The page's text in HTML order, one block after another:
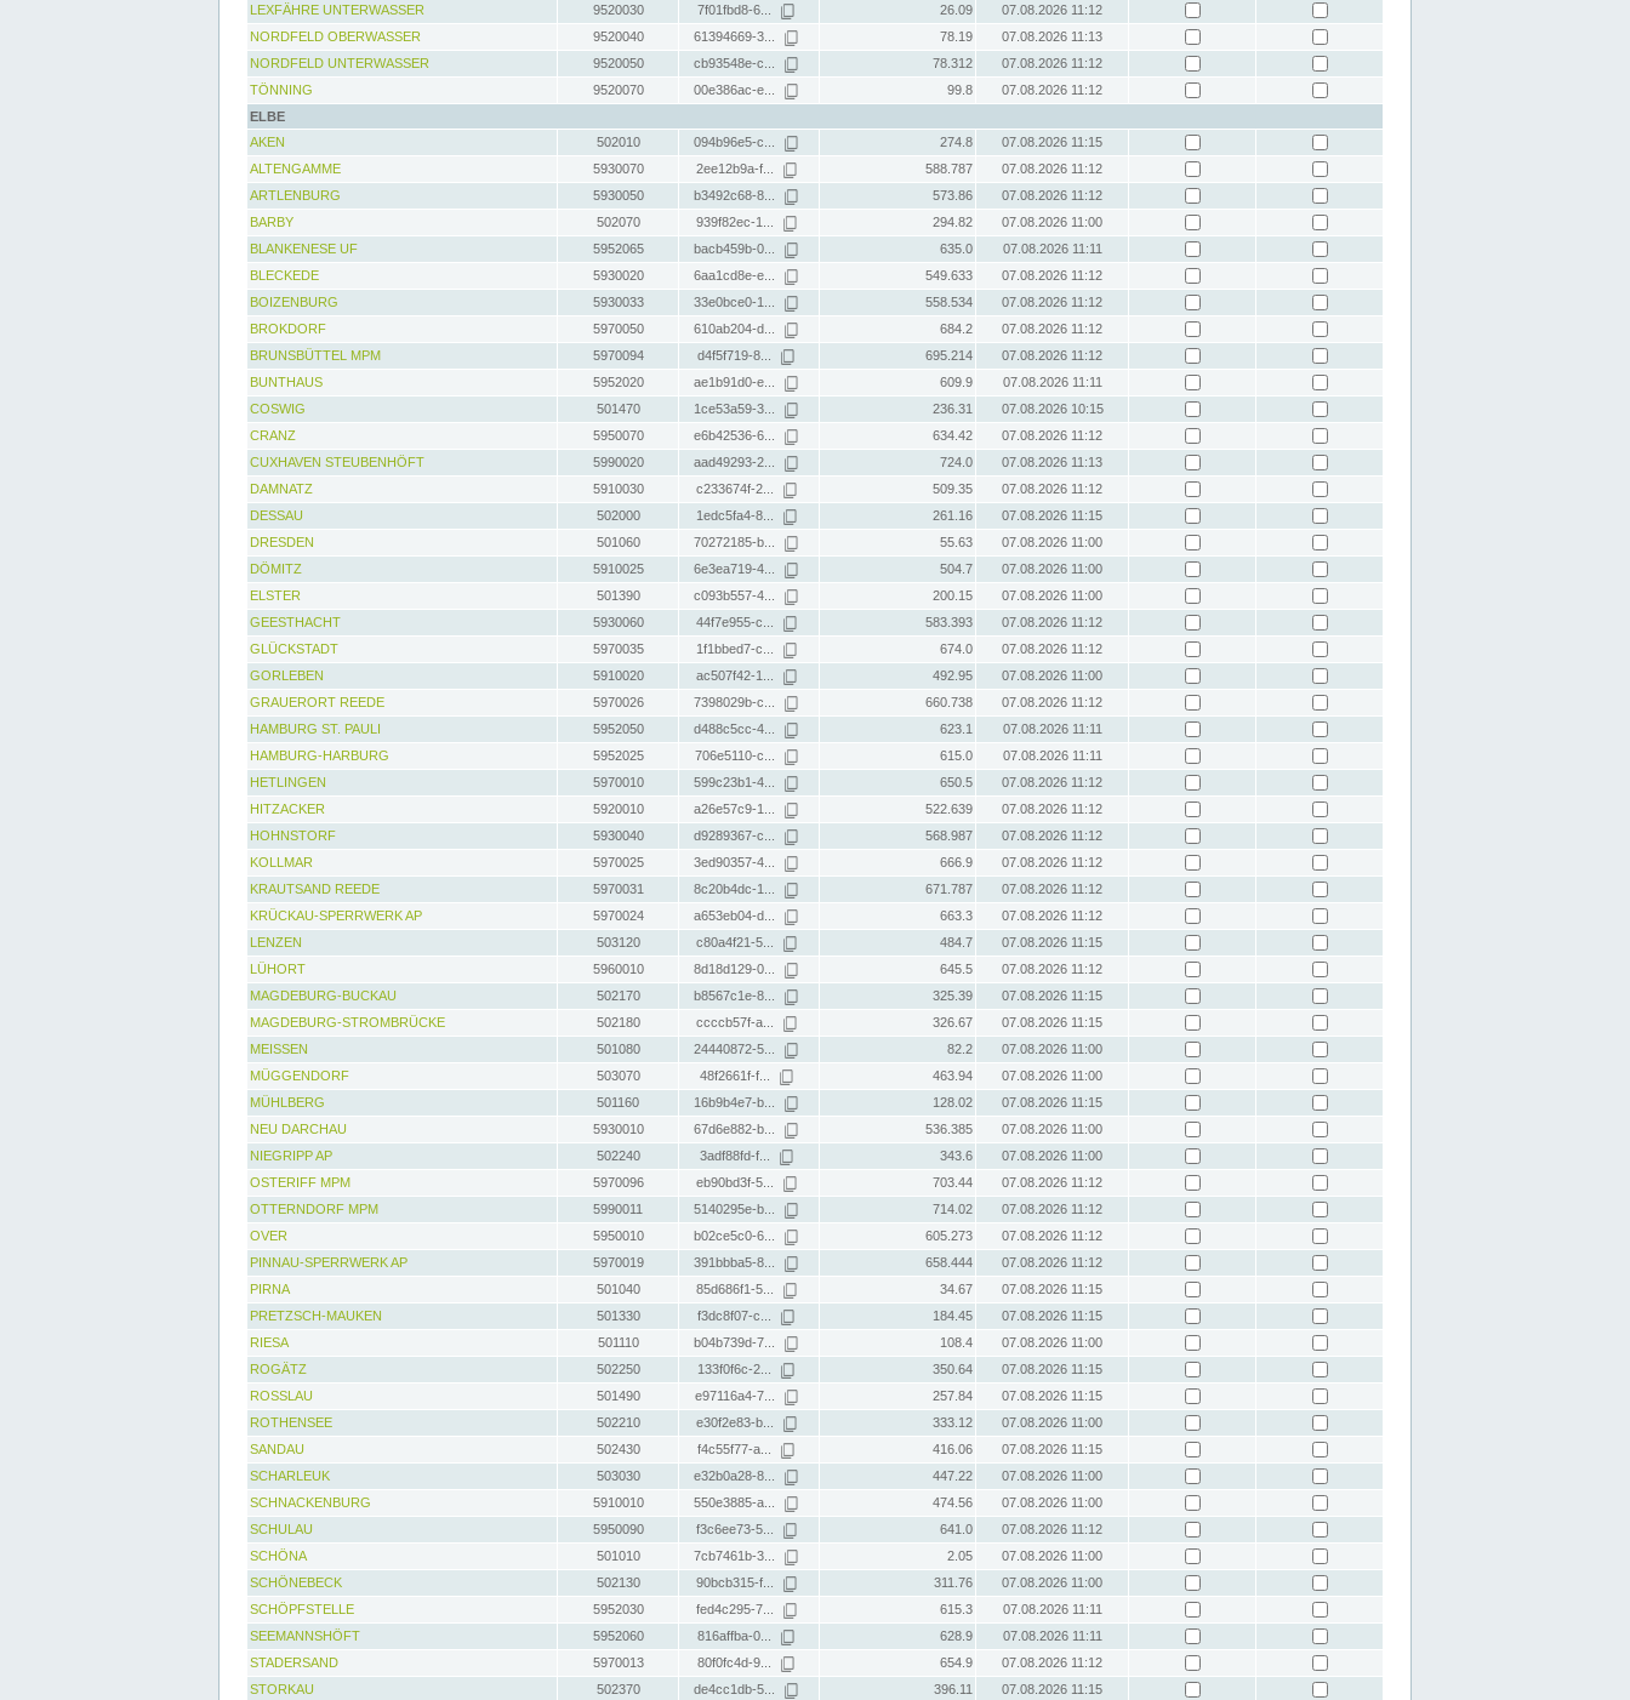
LEXFÄHRE UNTERWASSER
9520030 7f01fbd8-6... 26.09
07.08.2026 11:12
NORDFELD OBERWASSER
9520040 61394669-3... 78.19
07.08.2026 11:13
NORDFELD UNTERWASSER
9520050 cb93548e-c... 78.312
07.08.2026 11:12
TÖNNING
9520070 00e386ac-e... 99.8
07.08.2026 11:12
ELBE
AKEN
502010 094b96e5-c... 274.8
07.08.2026 11:15
ALTENGAMME
5930070 2ee12b9a-f... 588.787
07.08.2026 11:12
ARTLENBURG
5930050 b3492c68-8... 573.86
07.08.2026 11:12
BARBY
502070 939f82ec-1... 294.82
07.08.2026 11:00
BLANKENESE UF
5952065 bacb459b-0... 635.0
07.08.2026 11:11
BLECKEDE
5930020 6aa1cd8e-e... 549.633
07.08.2026 11:12
BOIZENBURG
5930033 33e0bce0-1... 558.534
07.08.2026 11:12
BROKDORF
5970050 610ab204-d... 684.2
07.08.2026 11:12
BRUNSBÜTTEL MPM
5970094 d4f5f719-8... 695.214
07.08.2026 11:12
BUNTHAUS
5952020 ae1b91d0-e... 609.9
07.08.2026 11:11
COSWIG
501470 1ce53a59-3... 236.31
07.08.2026 10:15
CRANZ
5950070 e6b42536-6... 634.42
07.08.2026 11:12
CUXHAVEN STEUBENHÖFT
5990020 aad49293-2... 724.0
07.08.2026 11:13
DAMNATZ
5910030 c233674f-2... 509.35
07.08.2026 11:12
DESSAU
502000 1edc5fa4-8... 261.16
07.08.2026 11:15
DRESDEN
501060 70272185-b... 55.63
07.08.2026 11:00
DÖMITZ
5910025 6e3ea719-4... 504.7
07.08.2026 11:00
ELSTER
501390 c093b557-4... 200.15
07.08.2026 11:00
GEESTHACHT
5930060 44f7e955-c... 583.393
07.08.2026 11:12
GLÜCKSTADT
5970035 1f1bbed7-c... 674.0
07.08.2026 11:12
GORLEBEN
5910020 ac507f42-1... 492.95
07.08.2026 11:00
GRAUERORT REEDE
5970026 7398029b-c... 660.738
07.08.2026 11:12
HAMBURG ST. PAULI
5952050 d488c5cc-4... 623.1
07.08.2026 11:11
HAMBURG-HARBURG
5952025 706e5110-c... 615.0
07.08.2026 11:11
HETLINGEN
5970010 599c23b1-4... 650.5
07.08.2026 11:12
HITZACKER
5920010 a26e57c9-1... 522.639
07.08.2026 11:12
HOHNSTORF
5930040 d9289367-c... 568.987
07.08.2026 11:12
KOLLMAR
5970025 3ed90357-4... 666.9
07.08.2026 11:12
KRAUTSAND REEDE
5970031 8c20b4dc-1... 671.787
07.08.2026 11:12
KRÜCKAU-SPERRWERK AP
5970024 a653eb04-d... 663.3
07.08.2026 11:12
LENZEN
503120 c80a4f21-5... 484.7
07.08.2026 11:15
LÜHORT
5960010 8d18d129-0... 645.5
07.08.2026 11:12
MAGDEBURG-BUCKAU
502170 b8567c1e-8... 325.39
07.08.2026 11:15
MAGDEBURG-STROMBRÜCKE
502180 ccccb57f-a... 326.67
07.08.2026 11:15
MEISSEN
501080 24440872-5... 82.2
07.08.2026 11:00
MÜGGENDORF
503070 48f2661f-f... 463.94
07.08.2026 11:00
MÜHLBERG
501160 16b9b4e7-b... 128.02
07.08.2026 11:15
NEU DARCHAU
5930010 67d6e882-b... 536.385
07.08.2026 11:00
NIEGRIPP AP
502240 3adf88fd-f... 343.6
07.08.2026 11:00
OSTERIFF MPM
5970096 eb90bd3f-5... 703.44
07.08.2026 11:12
OTTERNDORF MPM
5990011 5140295e-b... 714.02
07.08.2026 11:12
OVER
5950010 b02ce5c0-6... 605.273
07.08.2026 11:12
PINNAU-SPERRWERK AP
5970019 391bbba5-8... 658.444
07.08.2026 11:12
PIRNA
501040 85d686f1-5... 34.67
07.08.2026 11:15
PRETZSCH-MAUKEN
501330 f3dc8f07-c... 184.45
07.08.2026 11:15
RIESA
501110 b04b739d-7... 108.4
07.08.2026 11:00
ROGÄTZ
502250 133f0f6c-2... 350.64
07.08.2026 11:15
ROSSLAU
501490 e97116a4-7... 257.84
07.08.2026 11:15
ROTHENSEE
502210 e30f2e83-b... 333.12
07.08.2026 11:00
SANDAU
502430 f4c55f77-a... 416.06
07.08.2026 11:15
SCHARLEUK
503030 e32b0a28-8... 447.22
07.08.2026 11:00
SCHNACKENBURG
5910010 550e3885-a... 474.56
07.08.2026 11:00
SCHULAU
5950090 f3c6ee73-5... 641.0
07.08.2026 11:12
SCHÖNA
501010 7cb7461b-3... 2.05
07.08.2026 11:00
SCHÖNEBECK
502130 90bcb315-f... 311.76
07.08.2026 11:00
SCHÖPFSTELLE
5952030 fed4c295-7... 615.3
07.08.2026 11:11
SEEMANNSHÖFT
5952060 816affba-0... 628.9
07.08.2026 11:11
STADERSAND
5970013 80f0fc4d-9... 654.9
07.08.2026 11:12
STORKAU
502370 de4cc1db-5... 396.11 07.08.2026 11:15